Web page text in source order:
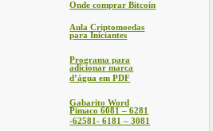
Onde comprar Bitcoin
Aula Criptomoedas
para Iniciantes
Programa para
adicionar marca
d’água em PDF
Gabarito Word
Pimaco 6081 – 6281
-62581- 6181 – 3081